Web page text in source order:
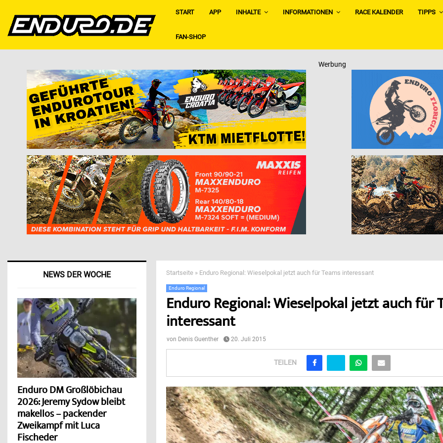
START APP INHALTE INFORMATIONEN RACE KALENDER TIPPS
FAN-SHOP
Werbung
Startseite » Enduro Regional: Wieselpokal jetzt auch für Teams interessant
Enduro Regional
Enduro Regional: Wieselpokal jetzt auch für
interessant
von Denis Guenther 20. Juli 2015
TEILEN
NEWS DER WOCHE
Enduro DM Großlöbichau
2026: Jeremy Sydow bleibt
makellos – packender
Zweikampf mit Luca
Fischeder